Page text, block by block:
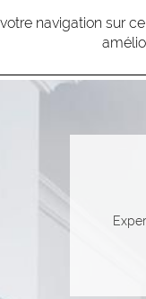
navigation sur